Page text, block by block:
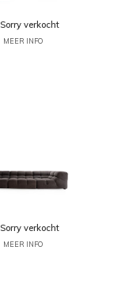
Sorry verkocht
MEER INFO
Sorry verkocht
MEER INFO